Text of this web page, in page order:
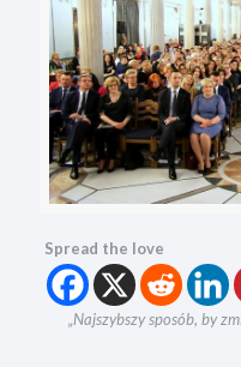
Spread the love
„Najszybszy sposób, by